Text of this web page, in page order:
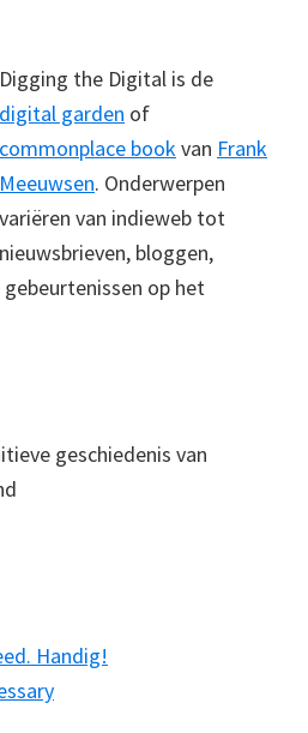
Digging the Digital is de
digital garden of
commonplace bookvan Frank
Meeuwsen. Onderwerpen
variëren van indieweb tot
nieuwsbrieven, bloggen,
op het
geschiedenis van
Handig!